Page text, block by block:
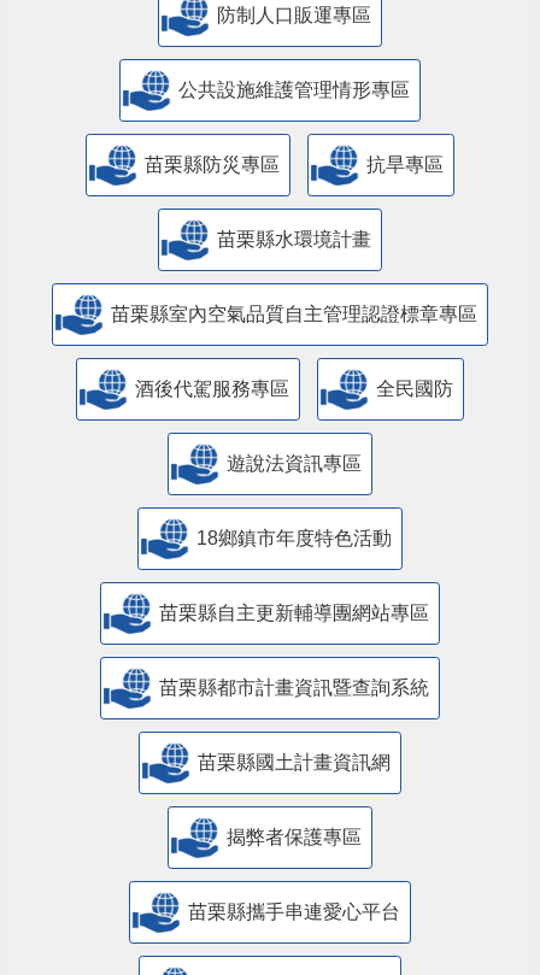
防制人口販運專區
​公共設施維護管理情形專區
苗栗縣防災專區 抗旱專區
苗栗縣水環境計畫
苗栗縣室內空氣品質自主管理認證標章專區
酒後代駕服務專區 全民國防
遊說法資訊專區
18鄉鎮市年度特色活動
苗栗縣自主更新輔導團網站專區
苗栗縣都市計畫資訊暨查詢系統
苗栗縣國土計畫資訊網
揭弊者保護專區
苗栗縣攜手串連愛心平台